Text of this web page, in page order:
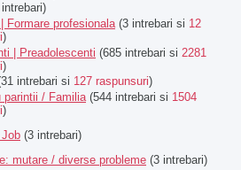
Formare profesionala (3 intrebari si 12
)
| Preadolescenti (685 intrebari si 2281
)
intrebari si 127 raspunsuri)
parintii / Familia (544 intrebari si 1504
)
(3 intrebari)
mutare / diverse probleme (3 intrebari)